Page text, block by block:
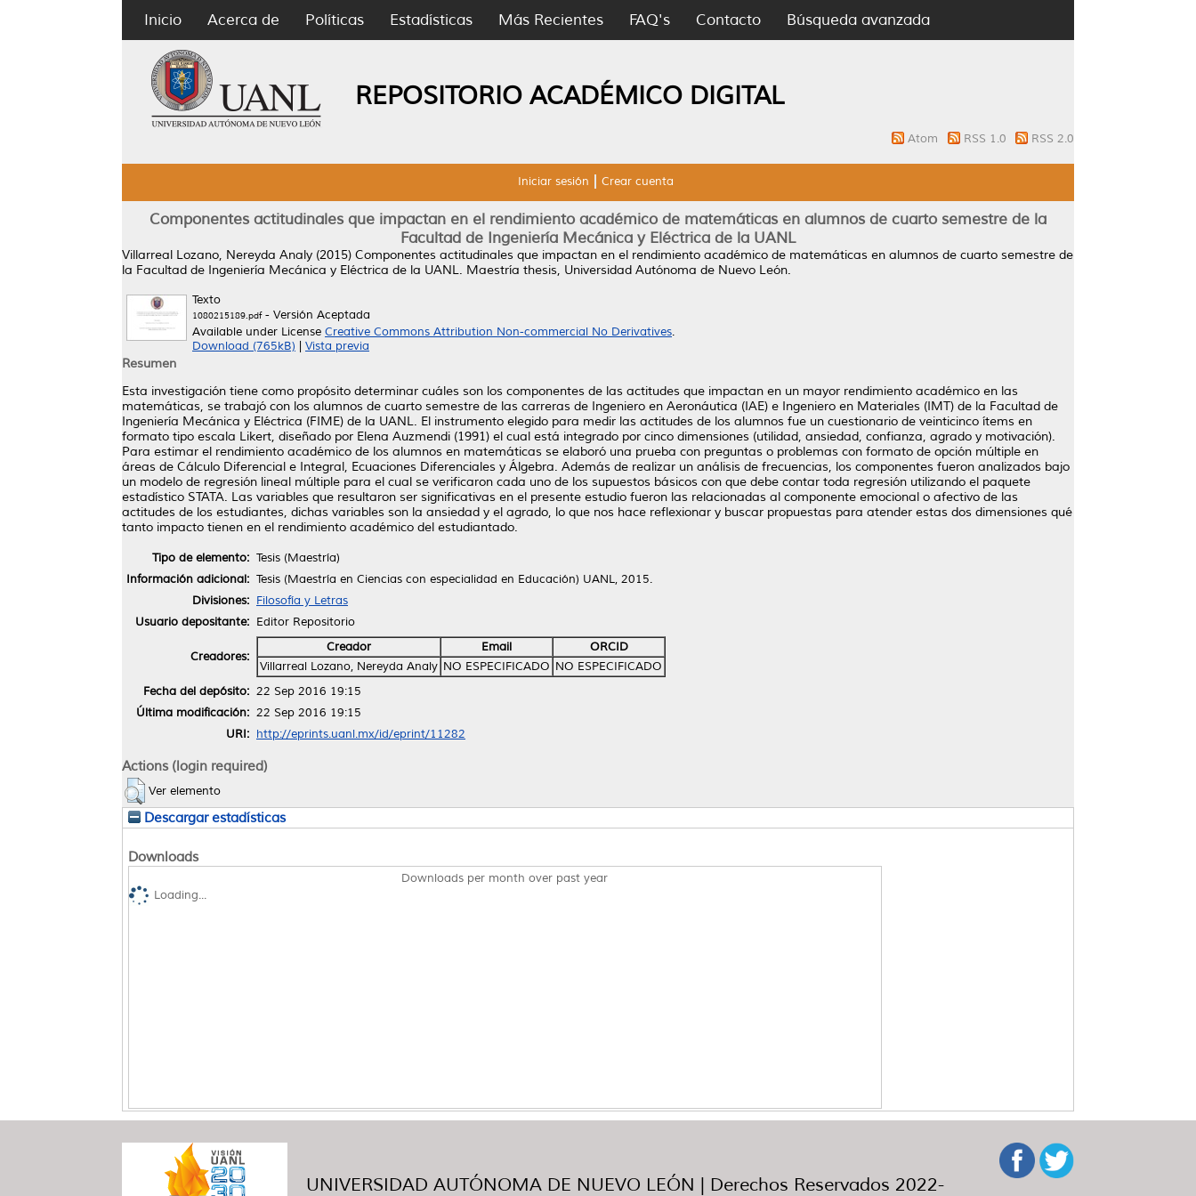
Inicio Acerca de Políticas Estadísticas Más Recientes FAQ's Contacto Búsqueda avanzada
REPOSITORIO ACADÉMICO DIGITAL
Atom RSS 1.0 RSS 2.0
Iniciar sesión Crear cuenta
Componentes actitudinales que impactan en el rendimiento académico de matemáticas en alumnos de cuarto semestre de la
Facultad de Ingeniería Mecánica y Eléctrica de la UANL
Villarreal Lozano, Nereyda Analy (2015) Componentes actitudinales que impactan en el rendimiento académico de matemáticas en alumnos de cuarto semestre de
la Facultad de Ingeniería Mecánica y Eléctrica de la UANL. Maestría thesis, Universidad Autónoma de Nuevo León.
Texto
1080215189.pdf- Versión Aceptada
Available under License Creative Commons Attribution Non-commercial No Derivatives.
Download (765kB)
Vista previa
Resumen
Esta investigación tiene como propósito determinar cuáles son los componentes de las actitudes que impactan en un mayor rendimiento académico en las
matemáticas, se trabajó con los alumnos de cuarto semestre de las carreras de Ingeniero en Aeronáutica (IAE) e Ingeniero en Materiales (IMT) de la Facultad de
Ingeniería Mecánica y Eléctrica (FIME) de la UANL. El instrumento elegido para medir las actitudes de los alumnos fue un cuestionario de veinticinco ítems en
formato tipo escala Likert, diseñado por Elena Auzmendi (1991) el cual está integrado por cinco dimensiones (utilidad, ansiedad, confianza, agrado y motivación).
Para estimar el rendimiento académico de los alumnos en matemáticas se elaboró una prueba con preguntas o problemas con formato de opción múltiple en
áreas de Cálculo Diferencial e Integral, Ecuaciones Diferenciales y Álgebra. Además de realizar un análisis de frecuencias, los componentes fueron analizados bajo
un modelo de regresión lineal múltiple para el cual se verificaron cada uno de los supuestos básicos con que debe contar toda regresión utilizando el paquete
estadístico STATA. Las variables que resultaron ser significativas en el presente estudio fueron las relacionadas al componente emocional o afectivo de las
actitudes de los estudiantes, dichas variables son la ansiedad y el agrado, lo que nos hace reflexionar y buscar propuestas para atender estas dos dimensiones qué
tanto impacto tienen en el rendimiento académico del estudiantado.
Tipo de elemento: Tesis (Maestría)
Información adicional: Tesis (Maestría en Ciencias con especialidad en Educación) UANL, 2015.
Divisiones: Filosofía y Letras
Usuario depositante: Editor Repositorio
Creadores:
Creador Email
ORCID
Villarreal Lozano, Nereyda Analy NO ESPECIFICADO NO ESPECIFICADO
Fecha del depósito: 22 Sep 2016 19:15
Última modificación: 22 Sep 2016 19:15
URI: http://eprints.uanl.mx/id/eprint/11282
Actions (login required)
Ver elemento
Descargar estadísticas
Downloads
Downloads per month over past year
Loading...
UNIVERSIDAD AUTÓNOMA DE NUEVO LEÓN | Derechos Reservados 2022-